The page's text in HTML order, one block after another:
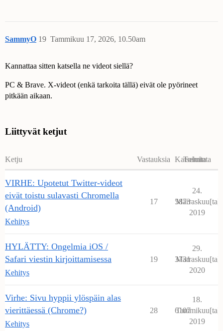
SammyO Tammikuu 17, 2026, 10.50am
19
Kannattaa sitten katsella ne videot siellä?
PC & Brave. X-videot (enkä tarkoita tällä) eivät ole pyörineet
pitkään aikaan.
Liittyvät ketjut
Ketju Vastauksia Katseluita
Toiminta
VIRHE: Upotetut Twitter-videot
eivät toistu sulavasti Chromella
(Android)
Kehitys
17 5873
24.
Marraskuu[ta]
2019
HYLÄTTY: Ongelmia iOS /
Safari viestin kirjoittamisessa
Kehitys
19 3731
29.
Marraskuu[ta]
2020
Virhe: Sivu hyppii ylöspäin alas
vierittäessä (Chrome?)
Kehitys
28 6107
18.
Tammikuu[ta]
2019